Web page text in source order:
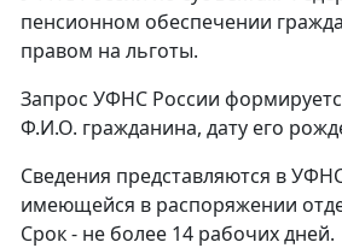
пенсионном обеспечении
правом на льготы.
Запрос УФНС России
Ф.И.О. гражданина, дату его
Сведения представляются в
имеющейся в распоряжении
Срок - не более 14 рабочих дней.